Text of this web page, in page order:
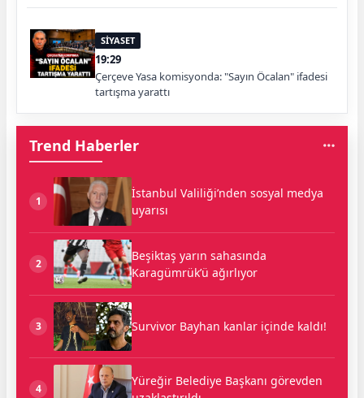
SİYASET
19:29
Çerçeve Yasa komisyonda: "Sayın Öcalan" ifadesi
tartışma yarattı
Trend Haberler
1
İstanbul Valiliği’nden sosyal medya
uyarısı
2
Beşiktaş yarın sahasında
Karagümrük’ü ağırlıyor
3 Survivor Bayhan kanlar içinde kaldı!
4
Yüreğir Belediye Başkanı görevden